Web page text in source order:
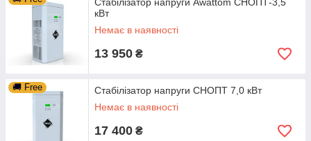
кВт
Немає в наявності
13 950 ₴
🚚 Free
Стабілізатор напруги СНОПТ 7,0 кВт
Немає в наявності
17 400 ₴